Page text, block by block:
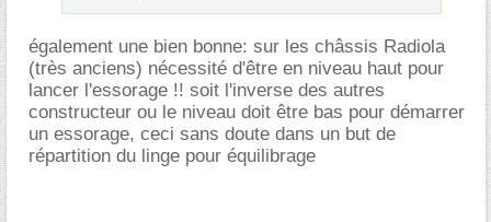
également une bien bonne: sur les châssis Radiola
(très anciens) nécessité d'être en niveau haut pour
lancer l'essorage !! soit l'inverse des autres
constructeur ou le niveau doit être bas pour démarrer
un essorage, ceci sans doute dans un but de
répartition du linge pour équilibrage